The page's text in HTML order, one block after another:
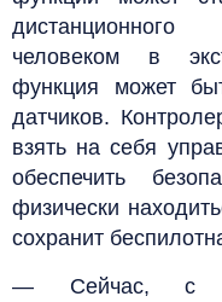
человеком в
функция может
датчиков.
взять на себя
обеспечить
физически
сохранит
— Сейчас, с